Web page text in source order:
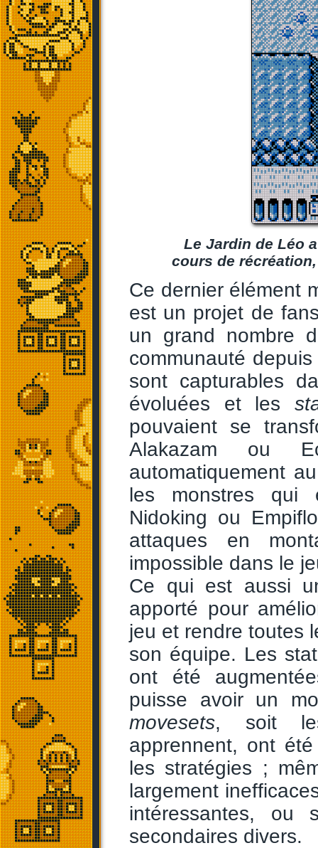
Le Jardin de Léo
cours de
Ce dernier élément
est un projet de
un grand nombre
communauté
sont capturables
évoluées et les
pouvaient se
Alakazam ou
automatiquement
les monstres qui
Nidoking ou
attaques en
impossible dans le
Ce qui est aussi
apporté pour
jeu et rendre toutes
son équipe. Les
ont été
puisse avoir un
movesets, soit
apprennent, ont
les stratégies ;
largement
intéressantes, ou
secondaires divers.